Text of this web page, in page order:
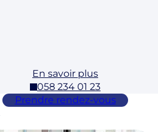
En savoir plus
058 234 01 23
Prendre rendez-vous